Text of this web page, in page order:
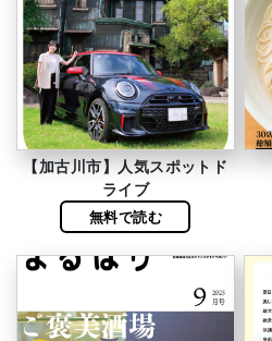
【加古川市】人気スポットド
ライブ
無料で読む